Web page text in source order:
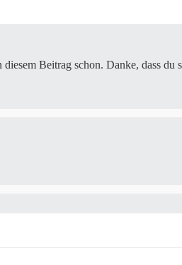
Beitrag schon. Danke, dass du